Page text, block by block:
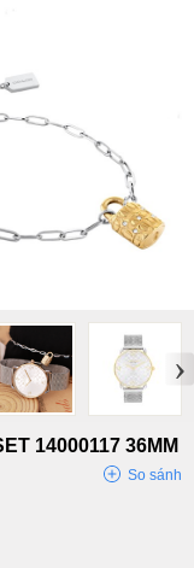
›
14000117 36MM
So sánh